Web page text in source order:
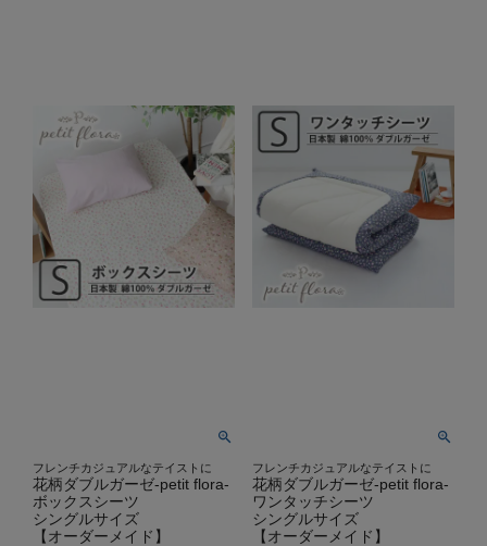
フレンチカジュアルなテイストに
花柄ダブルガーゼ-petit flora-
ボックスシーツ
シングルサイズ
【オーダーメイド】
フレンチカジュアルなテイストに
花柄ダブルガーゼ-petit flora-
ワンタッチシーツ
シングルサイズ
【オーダーメイド】